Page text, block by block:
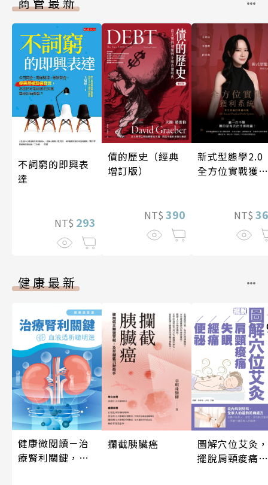
不詞窮的即興表
達
NT$ 293
債的歷史（經典
增訂版）
NT$ 390
新式型態學
全方位實戰獲利
NT$
健康最新
健康微閱讀－治
療腎利關鍵，血
攔截胰臟癌
圖解穴位艾灸，
擺脫肩頸痠痛、